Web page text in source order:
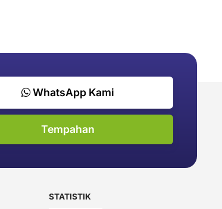
WhatsApp Kami
Tempahan
STATISTIK